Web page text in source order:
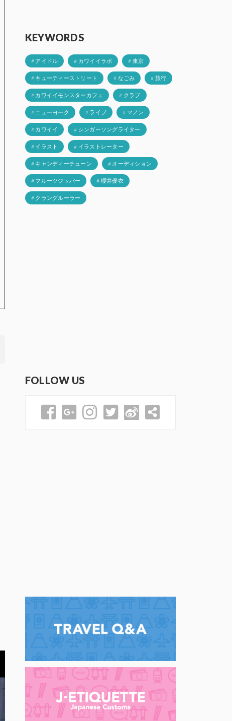
KEYWORDS
# アイドル # カワイイラボ # 東京
# キューティーストリート # なごみ # 旅行
# カワイイモンスターカフェ # クラブ
# ニューヨーク # ライブ # マノン
# カワイイ # シンガーソングライター
# イラスト # イラストレーター
# キャンディーチューン # オーディション
# フルーツジッパー # 櫻井優衣
# クラングルーラー
FOLLOW US